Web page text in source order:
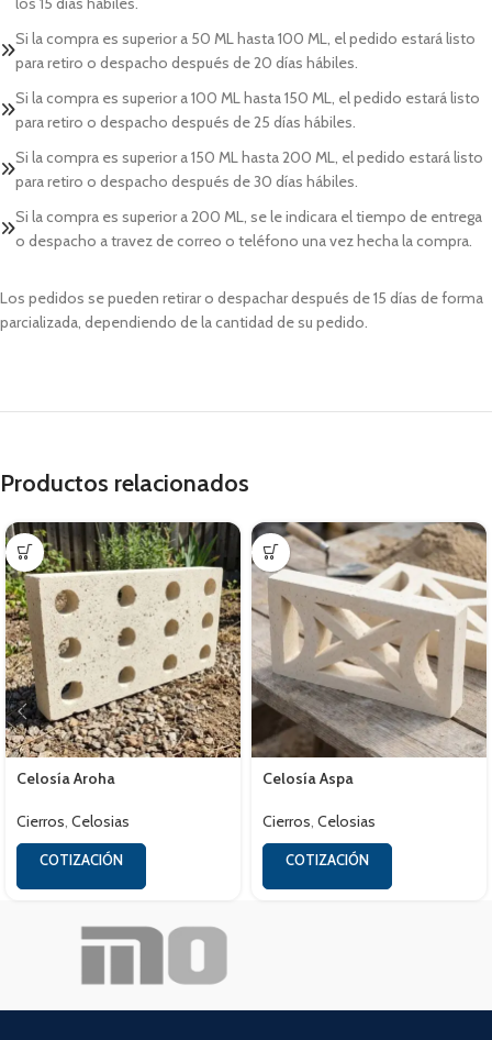
Si la compra es superior a 50 ML hasta 100 ML, el pedido estará listo
para retiro o despacho después de 20 días hábiles.
Si la compra es superior a 100 ML hasta 150 ML, el pedido estará listo
para retiro o despacho después de 25 días hábiles.
Si la compra es superior a 150 ML hasta 200 ML, el pedido estará listo
para retiro o despacho después de 30 días hábiles.
Si la compra es superior a 200 ML, se le indicara el tiempo de entrega
o despacho a travez de correo o teléfono una vez hecha la compra.
Los pedidos se pueden retirar o despachar después de 15 días de forma
parcializada, dependiendo de la cantidad de su pedido.
Productos relacionados
Celosía Aroha
Cierros, Celosias
COTIZACIÓN
Celosía Aspa
Cierros, Celosias
COTIZACIÓN